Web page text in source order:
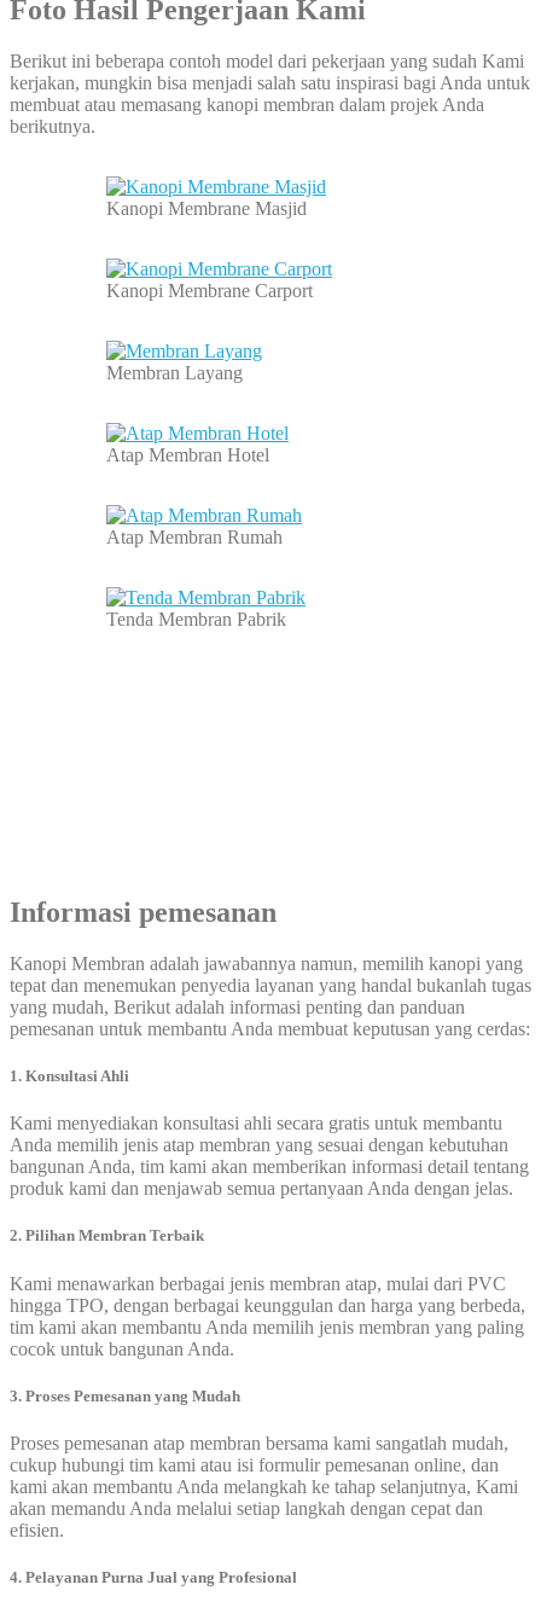
Foto Hasil Pengerjaan Kami
Berikut ini beberapa contoh model dari pekerjaan yang sudah Kami
kerjakan, mungkin bisa menjadi salah satu inspirasi bagi Anda untuk
membuat atau memasang kanopi membran dalam projek Anda
berikutnya.
Kanopi Membrane Masjid
Kanopi Membrane Carport
Membran Layang
Atap Membran Hotel
Atap Membran Rumah
Tenda Membran Pabrik
Informasi pemesanan
Kanopi Membran adalah jawabannya namun, memilih kanopi yang
tepat dan menemukan penyedia layanan yang handal bukanlah tugas
yang mudah, Berikut adalah informasi penting dan panduan
pemesanan untuk membantu Anda membuat keputusan yang cerdas:
1. Konsultasi Ahli
Kami menyediakan konsultasi ahli secara gratis untuk membantu
Anda memilih jenis atap membran yang sesuai dengan kebutuhan
bangunan Anda, tim kami akan memberikan informasi detail tentang
produk kami dan menjawab semua pertanyaan Anda dengan jelas.
2. Pilihan Membran Terbaik
Kami menawarkan berbagai jenis membran atap, mulai dari PVC
hingga TPO, dengan berbagai keunggulan dan harga yang berbeda,
tim kami akan membantu Anda memilih jenis membran yang paling
cocok untuk bangunan Anda.
3. Proses Pemesanan yang Mudah
Proses pemesanan atap membran bersama kami sangatlah mudah,
cukup hubungi tim kami atau isi formulir pemesanan online, dan
kami akan membantu Anda melangkah ke tahap selanjutnya, Kami
akan memandu Anda melalui setiap langkah dengan cepat dan
efisien.
4. Pelayanan Purna Jual yang Profesional